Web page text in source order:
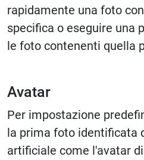
rapidamente una foto
specifica o eseguire una
le foto contenenti quella
Avatar
Per impostazione
la prima foto identificata
artificiale come l'avatar